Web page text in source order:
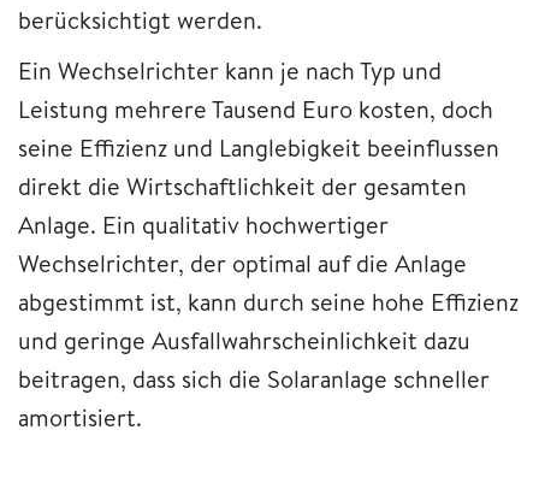
berücksichtigt werden.
Ein Wechselrichter kann je nach Typ und
Leistung mehrere Tausend Euro kosten, doch
seine Effizienz und Langlebigkeit beeinflussen
direkt die Wirtschaftlichkeit der gesamten
Anlage. Ein qualitativ hochwertiger
Wechselrichter, der optimal auf die Anlage
abgestimmt ist, kann durch seine hohe Effizienz
und geringe Ausfallwahrscheinlichkeit dazu
beitragen, dass sich die Solaranlage schneller
amortisiert.